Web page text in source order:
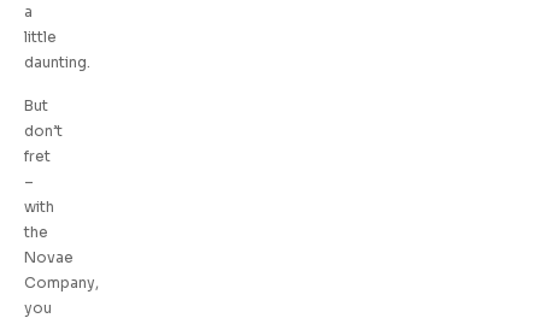
a
little
daunting.
But
don’t
fret
–
with
the
Novae
Company,
you